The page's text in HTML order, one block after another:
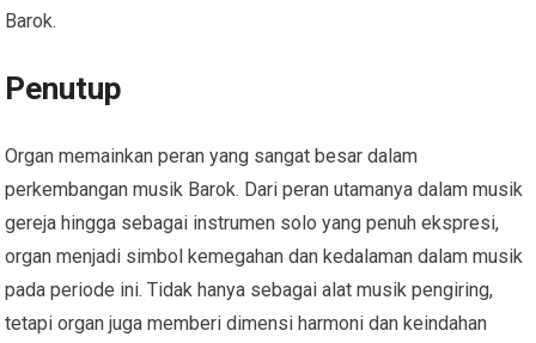
Barok.
Penutup
Organ memainkan peran yang sangat besar dalam
perkembangan musik Barok. Dari peran utamanya dalam musik
gereja hingga sebagai instrumen solo yang penuh ekspresi,
organ menjadi simbol kemegahan dan kedalaman dalam musik
pada periode ini. Tidak hanya sebagai alat musik pengiring,
tetapi organ juga memberi dimensi harmoni dan keindahan